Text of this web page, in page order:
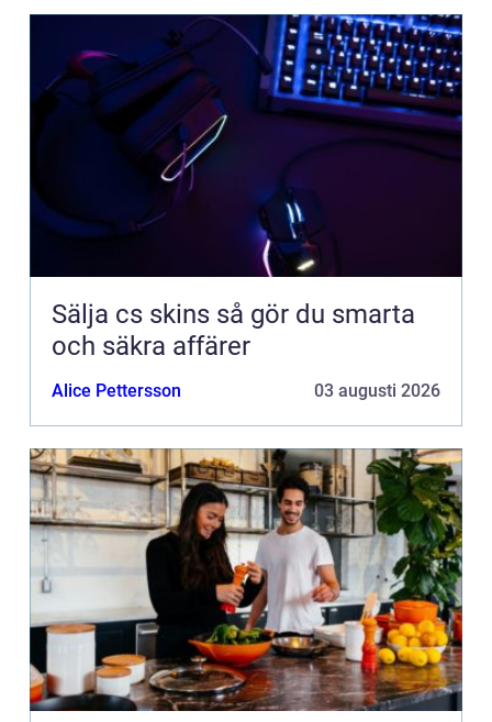
Sälja cs skins så gör du smarta
och säkra affärer
Alice Pettersson 03 augusti 2026